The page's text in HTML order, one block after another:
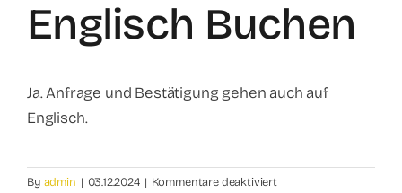
Englisch Buchen
Ja. Anfrage und Bestätigung gehen auch auf
Englisch.
By admin | 03.12.2024 | Kommentare deaktiviertfür